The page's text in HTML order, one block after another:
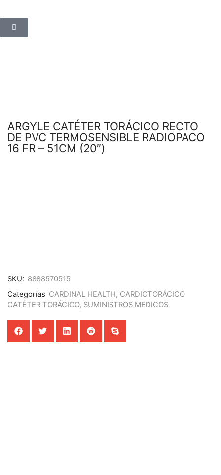
ARGYLE CATÉTER TORÁCICO RECTO
DE PVC TERMOSENSIBLE RADIOPACO
16 FR – 51CM (20″)
SKU: 8888570515
Categorías CARDINAL HEALTH, CARDIOTORÁCICO
CATÉTER TORÁCICO, SUMINISTROS MEDICOS